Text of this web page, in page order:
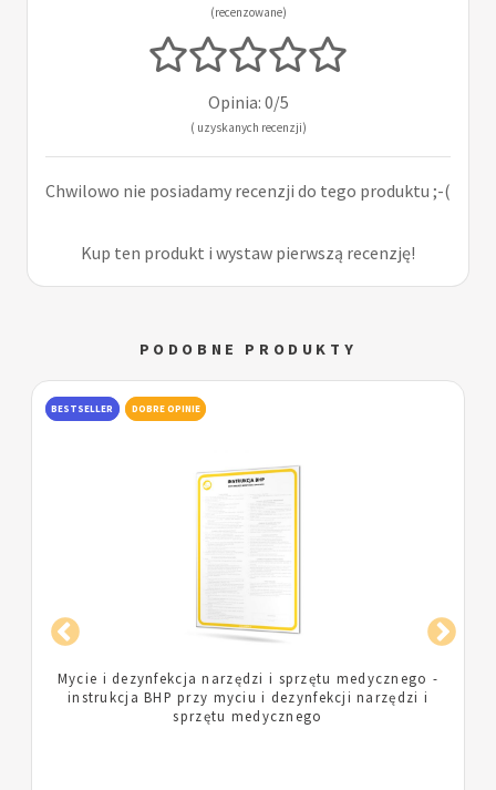
(recenzowane)
Opinia: 0/5
( uzyskanych recenzji)
Chwilowo nie posiadamy recenzji do tego produktu ;-(
Kup ten produkt i wystaw pierwszą recenzję!
PODOBNE PRODUKTY
BESTSELLER DOBRE OPINIE
Postępowanie z odpadami medycznymi - instrukcja
BHP postępowania z odpadami medycznymi